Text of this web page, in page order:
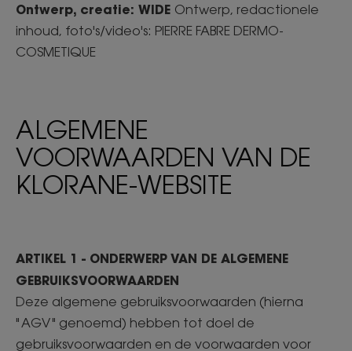
Ontwerp, creatie: WIDE Ontwerp, redactionele
inhoud, foto's/video's: PIERRE FABRE DERMO-
COSMETIQUE
ALGEMENE
VOORWAARDEN VAN DE
KLORANE-WEBSITE
ARTIKEL 1 - ONDERWERP VAN DE ALGEMENE
GEBRUIKSVOORWAARDEN
Deze algemene gebruiksvoorwaarden (hierna
" AGV " genoemd) hebben tot doel de
gebruiksvoorwaarden en de voorwaarden voor